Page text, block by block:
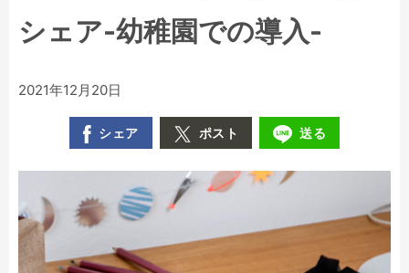
シェア-幼稚園での導入-
2021年12月20日
シェア ポスト 送る